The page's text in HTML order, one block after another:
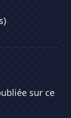
sur ce